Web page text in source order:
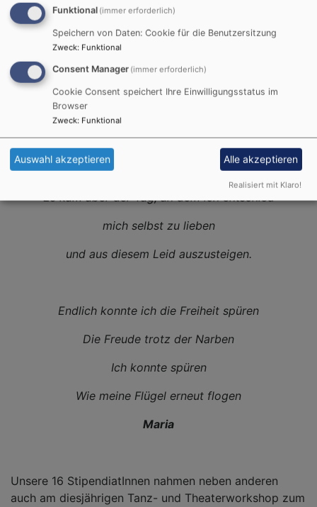
gehen,
ertrunken in meinen Tränen,
Ob ich eines Tages aus der Hölle entkäme,
Es kam aber der Tag, an dem ich entschied
mich selbst zu lieben
und aus diesem Leid auszusteigen.
Endlich konnte ich die Freiheit spüren
Die Freude trotz der Narben
Ich konnte spüren
Wie meine Flügel erneut flogen
Maria
Unsere 16 StipendiatInnen nahmen neben anderen
auch am diesjährigen Tanz- und Theaterworkshop zum
Funktional (immer erforderlich)
Speichern von Daten: Cookie für die Benutzersitzung
Zweck: Funktional
Consent Manager (immer erforderlich)
Cookie Consent speichert Ihre Einwilligungsstatus im
Browser
Zweck: Funktional
Auswahl akzeptieren Alle akzeptieren
Realisiert mit Klaro!